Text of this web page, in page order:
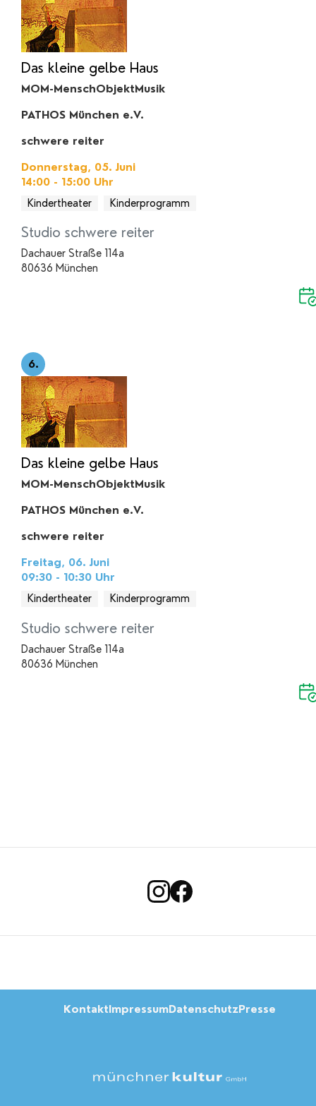
Das kleine gelbe Haus
MOM-MenschObjektMusik
PATHOS München e.V.
schwere reiter
Donnerstag, 05. Juni
14:00 - 15:00 Uhr
Kindertheater
Kinderprogramm
Studio schwere reiter
Dachauer Straße 114a
80636 München
6.
Das kleine gelbe Haus
MOM-MenschObjektMusik
PATHOS München e.V.
schwere reiter
Freitag, 06. Juni
09:30 - 10:30 Uhr
Kindertheater
Kinderprogramm
Studio schwere reiter
Dachauer Straße 114a
80636 München
KontaktImpressumDatenschutzPresse